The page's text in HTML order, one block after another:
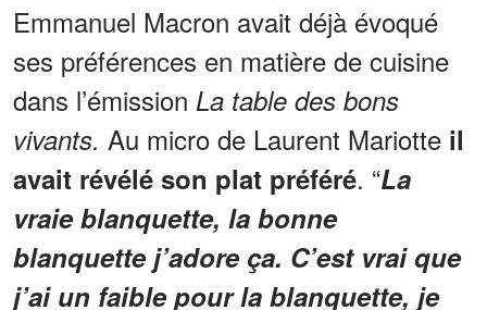
Emmanuel Macron avait déjà évoqué
ses préférences en matière de cuisine
dans l’émission La table des bons
vivants. Au micro de Laurent Mariotte il
avait révélé son plat préféré. “La
vraie blanquette, la bonne
blanquette j’adore ça. C’est vrai que
j’ai un faible pour la blanquette, je